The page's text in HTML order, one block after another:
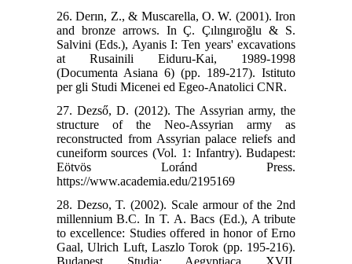
26. Derın, Z., & Muscarella, O. W. (2001). Iron
and bronze arrows. In Ç. Çılıngıroğlu & S.
Salvini (Eds.), Ayanis I: Ten years' excavations
at Rusainili Eiduru-Kai, 1989-1998
(Documenta Asiana 6) (pp. 189-217). Istituto
per gli Studi Micenei ed Egeo-Anatolici CNR.
27. Dezső, D. (2012). The Assyrian army, the
structure of the Neo-Assyrian army as
reconstructed from Assyrian palace reliefs and
cuneiform sources (Vol. 1: Infantry). Budapest:
Eötvös Loránd Press.
https://www.academia.edu/2195169
28. Dezso, T. (2002). Scale armour of the 2nd
millennium B.C. In T. A. Bacs (Ed.), A tribute
to excellence: Studies offered in honor of Erno
Gaal, Ulrich Luft, Laszlo Torok (pp. 195-216).
Budapest Studia: Aegyptiaca XVII.